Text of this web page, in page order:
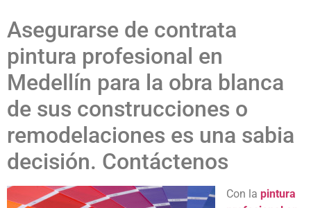
Asegurarse de contrata
pintura profesional en
Medellín para la obra blanca
de sus construcciones o
remodelaciones es una sabia
decisión. Contáctenos
Con la pintura